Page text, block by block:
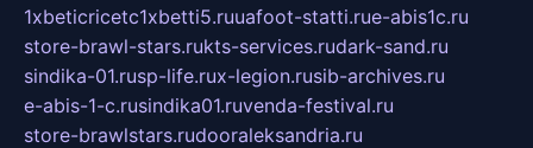
1xbeticricetc1xbetti5.ruuafoot-statti.rue-abis1c.ru
store-brawl-stars.rukts-services.rudark-sand.ru
sindika-01.rusp-life.rux-legion.rusib-archives.ru
e-abis-1-c.rusindika01.ruvenda-festival.ru
store-brawlstars.rudooraleksandria.ru